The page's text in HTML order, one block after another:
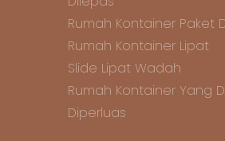
Rumah Kontainer Paket
Rumah Kontainer Lipat
Slide Lipat Wadah
Rumah Kontainer Yang
Diperluas